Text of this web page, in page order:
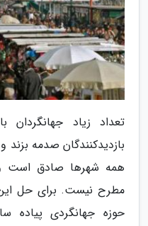
تعداد زیاد
بازدیدکنندگان صدمه بزند
همه شهرها صادق است و
مطرح نیست. برای حل این
حوزه جهانگردی پیاده